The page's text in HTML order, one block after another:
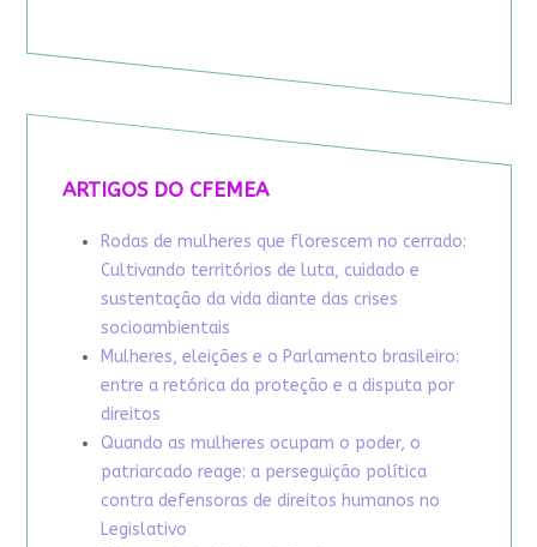
ARTIGOS DO CFEMEA
Rodas de mulheres que florescem no cerrado:
Cultivando territórios de luta, cuidado e
sustentação da vida diante das crises
socioambientais
Mulheres, eleições e o Parlamento brasileiro:
entre a retórica da proteção e a disputa por
direitos
Quando as mulheres ocupam o poder, o
patriarcado reage: a perseguição política
contra defensoras de direitos humanos no
Legislativo